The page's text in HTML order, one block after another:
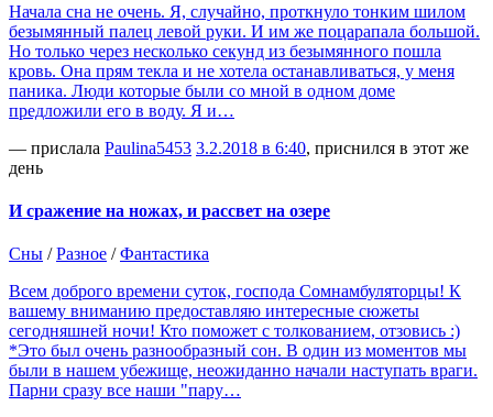
Начала сна не очень. Я, случайно, проткнуло тонким шилом
безымянный палец левой руки. И им же поцарапала большой.
Но только через несколько секунд из безымянного пошла
кровь. Она прям текла и не хотела останавливаться, у меня
паника. Люди которые были со мной в одном доме
предложили его в воду. Я и…
— прислала Paulina5453 3.2.2018 в 6:40, приснился в этот же
день
И сражение на ножах, и рассвет на озере
Сны /Разное /Фантастика
Всем доброго времени суток, господа Сомнамбуляторцы! К
вашему вниманию предоставляю интересные сюжеты
сегодняшней ночи! Кто поможет с толкованием, отзовись :)
*Это был очень разнообразный сон. В один из моментов мы
были в нашем убежище, неожиданно начали наступать враги.
Парни сразу все наши "пару…